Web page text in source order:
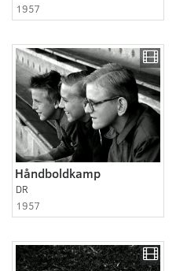
1957
Håndboldkamp
DR
1957